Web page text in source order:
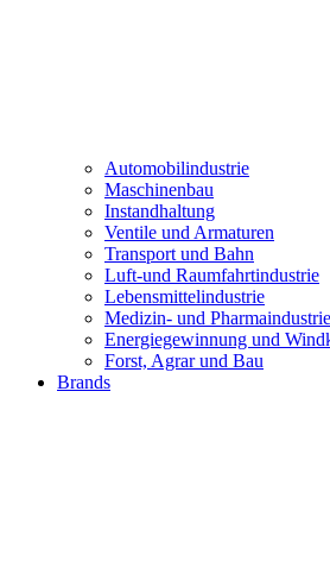
Automobilindustrie
Maschinenbau
Instandhaltung
Ventile und Armaturen
Transport und Bahn
Luft-und Raumfahrtindustrie
Lebensmittelindustrie
Medizin- und Pharmaindustrie
Energiegewinnung und
Forst, Agrar und Bau
Brands